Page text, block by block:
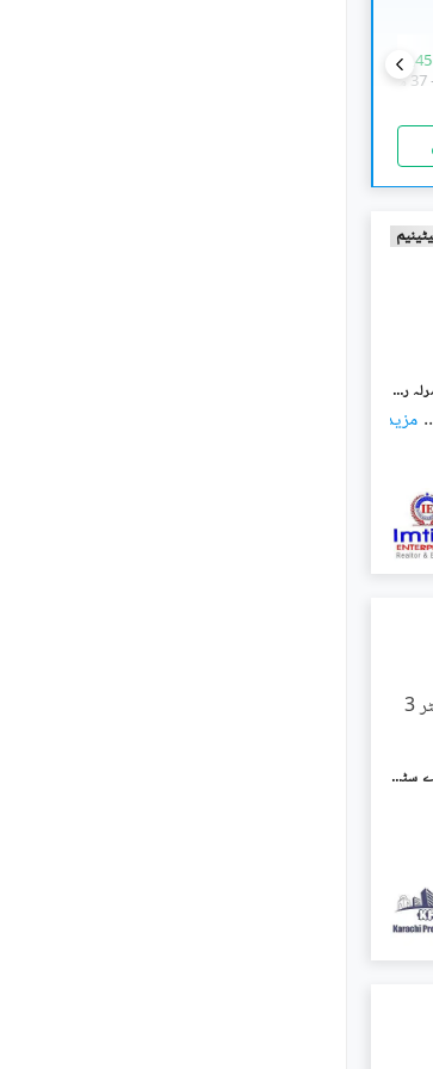
1.45 کروڑ
37 مربع یارڈ
ڈی ایچ اے سٹی - سیکٹر 3 ڈی ایچ اے سٹی کراچی,کراچی میں 5 مرلہ رہائشی پلاٹ 55.0 لاکھ میں برائے فروخت۔
مزید
ڈی ایچ اے سٹی - سیکٹر 3ڈی ڈی ایچ اے سٹی - سیکٹر 3,ڈی ایچ اے سٹی کراچی,کراچی میں 5 مرلہ رہائشی پلاٹ 50.0 لاکھ میں برائے فروخت۔